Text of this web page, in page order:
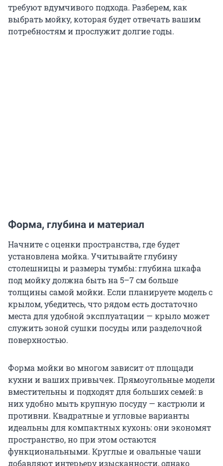
требуют вдумчивого подхода. Разберем, как
выбрать мойку, которая будет отвечать вашим
потребностям и прослужит долгие годы.
Форма, глубина и материал
Начните с оценки пространства, где будет
установлена мойка. Учитывайте глубину
столешницы и размеры тумбы: глубина шкафа
под мойку должна быть на 5–7 см больше
толщины самой мойки. Если планируете модель с
крылом, убедитесь, что рядом есть достаточно
места для удобной эксплуатации — крыло может
служить зоной сушки посуды или разделочной
поверхностью.
Форма мойки во многом зависит от площади
кухни и ваших привычек. Прямоугольные модели
вместительны и подходят для больших семей: в
них удобно мыть крупную посуду — кастрюли и
противни. Квадратные и угловые варианты
идеальны для компактных кухонь: они экономят
пространство, но при этом остаются
функциональными. Круглые и овальные чаши
добавляют интерьеру изысканности, однако